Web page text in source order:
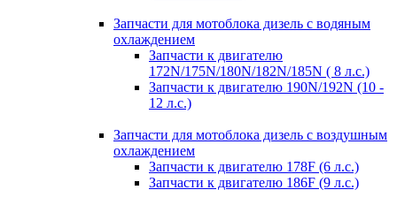
Запчасти для мотоблока дизель с водяным
охлаждением
Запчасти к двигателю
172N/175N/180N/182N/185N ( 8 л.с.)
Запчасти к двигателю 190N/192N (10 -
12 л.с.)
Запчасти для мотоблока дизель с воздушным
охлаждением
Запчасти к двигателю 178F (6 л.с.)
Запчасти к двигателю 186F (9 л.с.)